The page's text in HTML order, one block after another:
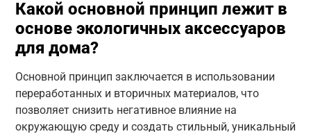
Какой основной принцип лежит в
основе экологичных аксессуаров
для дома?
Основной принцип заключается в использовании
переработанных и вторичных материалов, что
позволяет снизить негативное влияние на
окружающую среду и создать стильный, уникальный